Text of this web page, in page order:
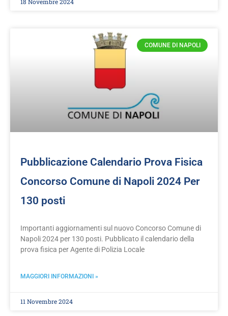
COMUNE DI NAPOLI
Pubblicazione Calendario Prova Fisica
Concorso Comune di Napoli 2024 Per
130 posti
Importanti aggiornamenti sul nuovo Concorso Comune di
Napoli 2024 per 130 posti. Pubblicato il calendario della
prova fisica per Agente di Polizia Locale
MAGGIORI INFORMAZIONI »
11 Novembre 2024